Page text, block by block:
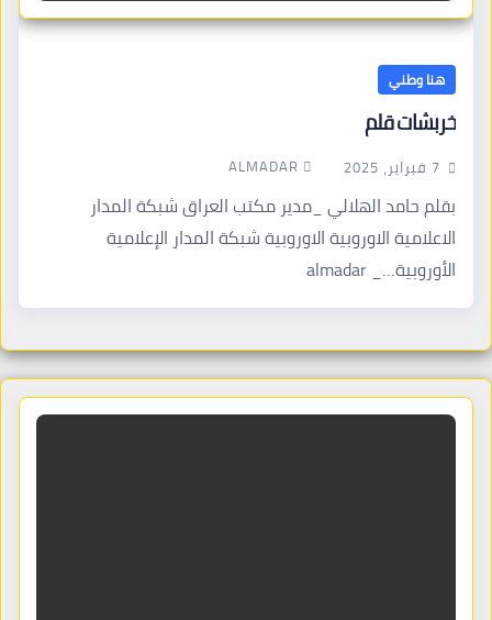
هنا وطني
خربشات قلم
7 فبراير، 2025 ALMADAR
بقلم حامد الهلالي _مدير مكتب العراق شبكة المدار
الاعلامية الاوروبية الاوروبية شبكة المدار الإعلامية
الأوروبية…_ almadar